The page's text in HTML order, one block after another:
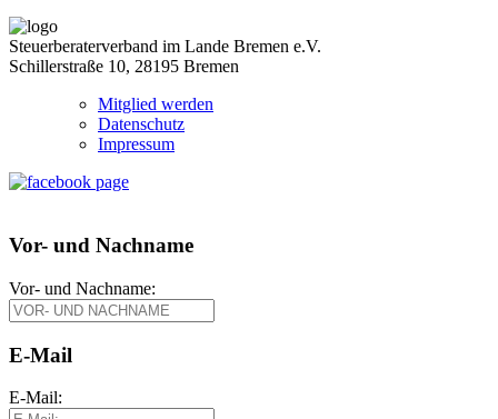
Steuerberaterverband im Lande Bremen e.V.
Schillerstraße 10, 28195 Bremen
Mitglied werden
Datenschutz
Impressum
Vor- und Nachname
Vor- und Nachname:
E-Mail
E-Mail: